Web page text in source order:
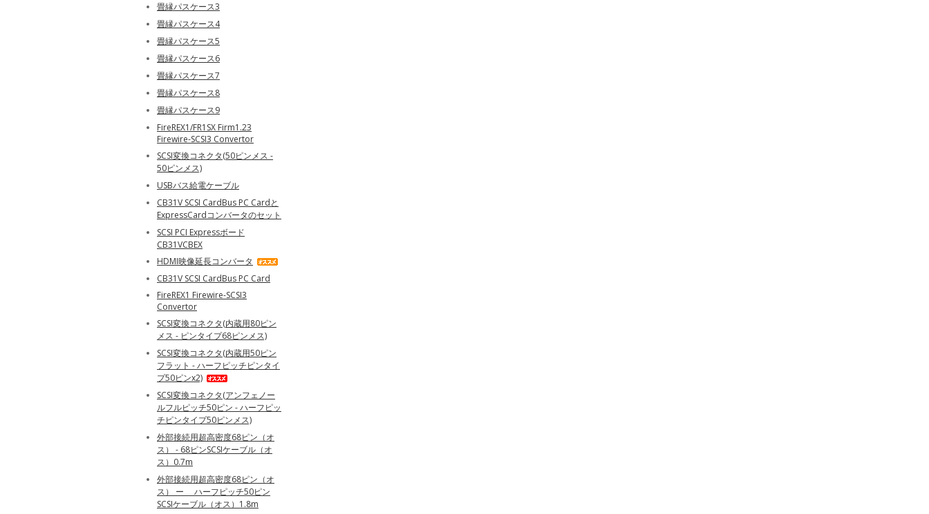
畳縁パスケース3
畳縁パスケース4
畳縁パスケース5
畳縁パスケース6
畳縁パスケース7
畳縁パスケース8
畳縁パスケース9
FireREX1/FR1SX Firm1.23
Firewire-SCSI3 Convertor
SCSI変換コネクタ(50ピンメス -
50ピンメス)
USBバス給電ケーブル
CB31V SCSI CardBus PC Cardと
ExpressCardコンバータのセット
SCSI PCI Expressボード
CB31VCBEX
HDMI映像延長コンバータ
CB31V SCSI CardBus PC Card
FireREX1 Firewire-SCSI3
Convertor
SCSI変換コネクタ(内蔵用80ピン
メス - ピンタイプ68ピンメス)
SCSI変換コネクタ(内蔵用50ピン
フラット - ハーフピッチピンタイ
プ50ピンx2)
SCSI変換コネクタ(アンフェノー
ルフルピッチ50ピン - ハーフピッ
チピンタイプ50ピンメス)
外部接続用超高密度68ピン（オ
ス） - 68ピンSCSIケーブル（オ
ス）0.7m
外部接続用超高密度68ピン（オ
ス） ー ハーフピッチ50ピン
SCSIケーブル（オス）1.8m